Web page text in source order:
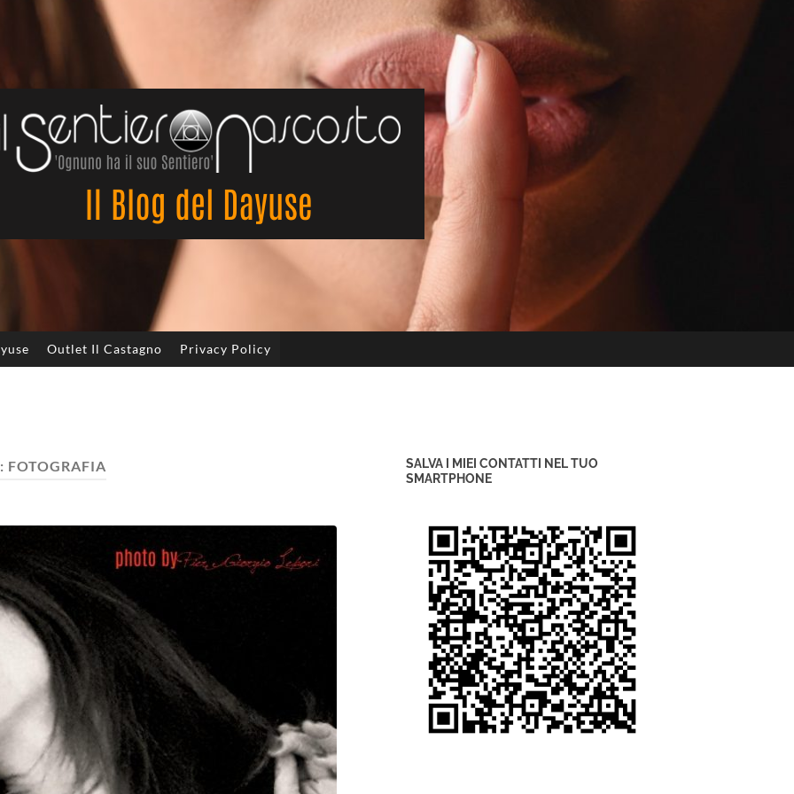
Outlet Il Castagno Privacy Policy
FOTOGRAFIA
SALVA I MIEI CONTATTI NEL TUO
SMARTPHONE